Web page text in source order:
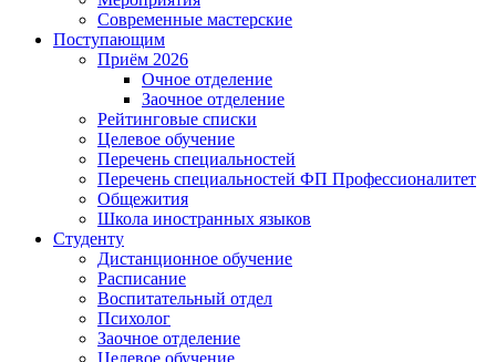
Современные мастерские
Поступающим
Приём 2026
Очное отделение
Заочное отделение
Рейтинговые списки
Целевое обучение
Перечень специальностей
Перечень специальностей ФП Профессионалитет
Общежития
Школа иностранных языков
Студенту
Дистанционное обучение
Расписание
Воспитательный отдел
Психолог
Заочное отделение
Целевое обучение